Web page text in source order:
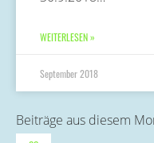
WEITERLESEN »
September 2018
Beiträge aus diesem